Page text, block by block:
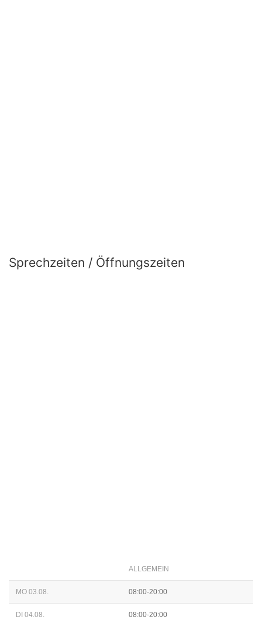
Sprechzeiten / Öffnungszeiten
ALLGEMEIN
MO 03.08. 08:00-20:00
DI 04.08. 08:00-20:00